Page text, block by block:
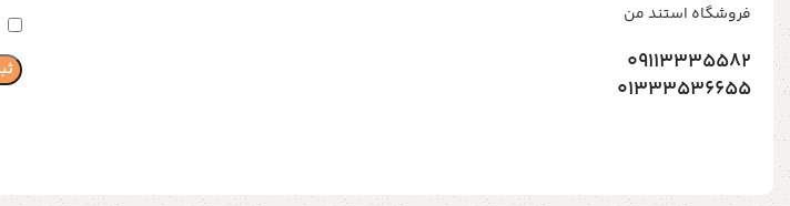
فروشگاه استند من
09113335582
01333536655